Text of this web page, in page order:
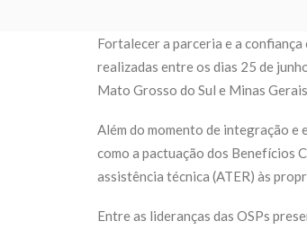
Fortalecer a parceria e a
realizadas entre os dias 25 de
Mato Grosso do Sul e Minas
Além do momento de integração e
como a pactuação dos Benefícios
assistência técnica (ATER) às
Entre as lideranças das OSPs